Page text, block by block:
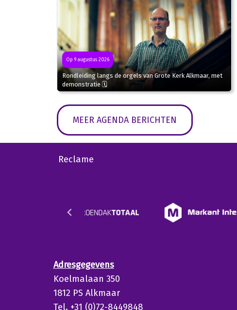
Op 9 augustus 2026
Rondleiding langs de orgels van Grote Kerk Alkmaar, met
demonstratie 🗓
MEER AGENDA BERICHTEN
Reclame
Adresgegevens
Koelmalaan 350
1812 PS Alkmaar
Tel. +31 (0)72-8449848